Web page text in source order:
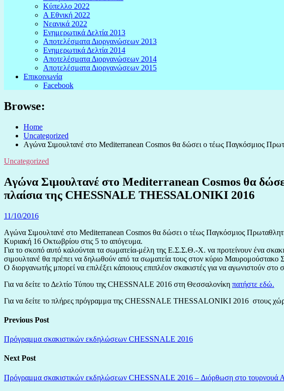
Κύπελλο 2022
Α Εθνική 2022
Νεανικά 2022
Ενημερωτικά Δελτία 2013
Αποτελέσματα Διοργανώσεων 2013
Ενημερωτικά Δελτία 2014
Αποτελέσματα Διοργανώσεων 2014
Αποτελέσματα Διοργανώσεων 2015
Επικοινωνία
Facebook
Browse:
Home
Uncategorized
Aγώνα Σιμουλτανέ στο Mediterranean Cosmos θα δώσει ο τέως Παγκόσμιος
Uncategorized
Aγώνα Σιμουλτανέ στο Mediterranean Cosmos θα
πλαίσια της CHESSNALE THESSALONIKI 2016
11/10/2016
Aγώνα Σιμουλτανέ στο Mediterranean Cosmos θα δώσει ο τέως Παγκόσμιος
Κυριακή 16 Οκτωβρίου στις 5 το απόγευμα.
Για το σκοπό αυτό καλούνται τα σωματεία-μέλη της Ε.Σ.Σ.Θ.-Χ. να προτείνουν ένα
σιμουλτανέ θα πρέπει να δηλωθούν από τα σωματεία τους στον κύριο
Ο διοργανωτής μπορεί να επιλέξει κάποιους επιπλέον σκακιστές για να αγωνιστούν στο
Για να δείτε το Δελτίο Τύπου της CHESSNALE 2016 στη Θεσσαλονίκη πατήστε εδώ.
Για να δείτε το πλήρες πρόγραμμα της CHESSNALE THESSALONIKI 2016 στους
Previous Post
Πρόγραμμα σκακιστικών εκδηλώσεων CHESSNALE 2016
Next Post
Πρόγραμμα σκακιστικών εκδηλώσεων CHESSNALE 2016 – Διόρθωση στο τουρνουά